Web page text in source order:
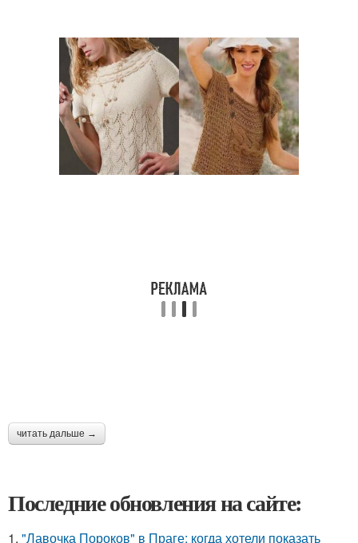
читать дальше →
Последние обновления на сайте:
1. "Лавочка Пороков" в Праге: когда хотели показать